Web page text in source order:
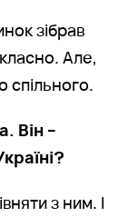
зібрав
Але,
спільного.
Він –
з ним. І